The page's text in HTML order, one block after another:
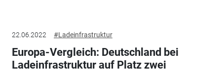
22.06.2022 #Ladeinfrastruktur
Europa-Vergleich: Deutschland bei
Ladeinfrastruktur auf Platz zwei